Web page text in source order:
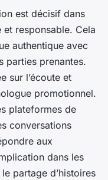
est décisif dans
et responsable. Cela
authentique avec
parties prenantes.
sur l’écoute et
promotionnel.
plateformes de
conversations
aux
dans les
partage d’histoires